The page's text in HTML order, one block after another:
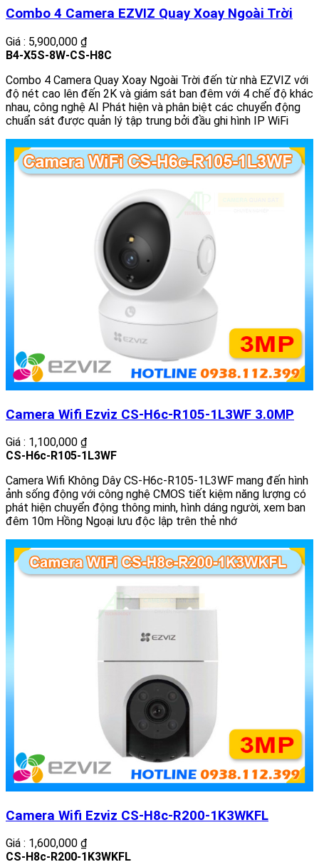
Combo 4 Camera EZVIZ Quay Xoay Ngoài Trời
Giá : 5,900,000 ₫
B4-X5S-8W-CS-H8C
Combo 4 Camera Quay Xoay Ngoài Trời đến từ nhà EZVIZ với
độ nét cao lên đến 2K và giám sát ban đêm với 4 chế độ khác
nhau, công nghệ AI Phát hiện và phân biệt các chuyển động
chuẩn sát được quản lý tập trung bởi đầu ghi hình IP WiFi
Camera Wifi Ezviz CS-H6c-R105-1L3WF 3.0MP
Giá : 1,100,000 ₫
CS-H6c-R105-1L3WF
Camera Wifi Không Dây CS-H6c-R105-1L3WF mang đến hình
ảnh sống động với công nghệ CMOS tiết kiệm năng lượng có
phát hiện chuyển động thông minh, hình dáng người, xem ban
đêm 10m Hồng Ngoại lưu độc lập trên thẻ nhớ
Camera Wifi Ezviz CS-H8c-R200-1K3WKFL
Giá : 1,600,000 ₫
CS-H8c-R200-1K3WKFL